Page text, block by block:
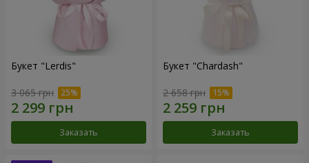
Букет "Lerdis"
3 065 грн
Заказать
Букет "Chardash"
2 658 грн
Заказать